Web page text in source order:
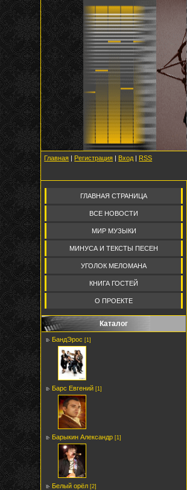
Главная | Регистрация | Вход | RSS
ГЛАВНАЯ СТРАНИЦА
ВСЕ НОВОСТИ
МИР МУЗЫКИ
МИНУСА И ТЕКСТЫ ПЕСЕН
УГОЛОК МЕЛОМАНА
КНИГА ГОСТЕЙ
О ПРОЕКТЕ
Каталог
БандЭрос [1]
Барс Евгений [1]
Барыкин Александр [1]
Белый орёл [2]